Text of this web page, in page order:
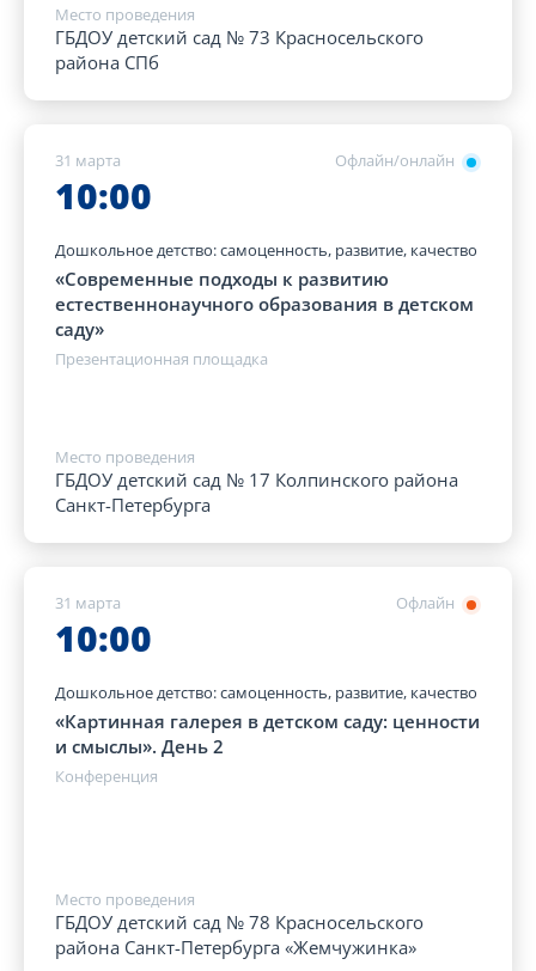
Место проведения
ГБДОУ детский сад № 73 Красносельского
района СПб
Офлайн/онлайн
31 марта
10:00
Дошкольное детство: самоценность, развитие, качество
«Современные подходы к развитию
естественнонаучного образования в детском
саду»
Презентационная площадка
Место проведения
ГБДОУ детский сад № 17 Колпинского района
Санкт-Петербурга
Офлайн
31 марта
10:00
Дошкольное детство: самоценность, развитие, качество
«Картинная галерея в детском саду: ценности
и смыслы». День 2
Конференция
Место проведения
ГБДОУ детский сад № 78 Красносельского
района Санкт-Петербурга «Жемчужинка»